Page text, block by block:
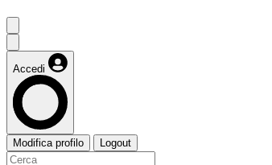
Accedi
Modifica profilo Logout